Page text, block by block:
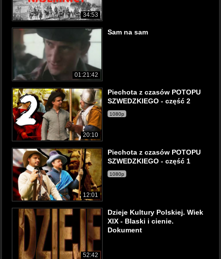
34:53
01:21:42
Sam na sam
20:10
Piechota z czasów POTOPU
SZWEDZKIEGO - część 2
1080p
12:01
Piechota z czasów POTOPU
SZWEDZKIEGO - część 1
1080p
52:42
Dzieje Kultury Polskiej. Wiek
XIX - Blaski i cienie.
Dokument